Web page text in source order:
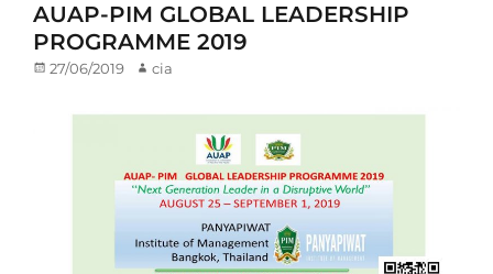
AUAP-PIM GLOBAL LEADERSHIP
PROGRAMME 2019
Posted
27/06/2019 Author
cia